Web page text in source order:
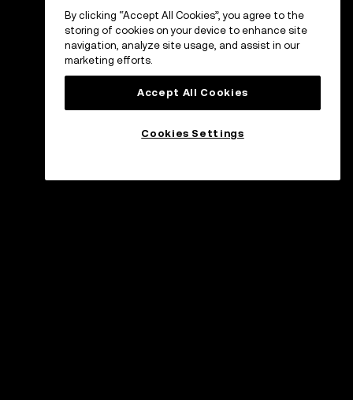
By clicking “Accept All Cookies”, you agree to the
storing of cookies on your device to enhance site
navigation, analyze site usage, and assist in our
marketing efforts.
Accept All Cookies
Cookies Settings